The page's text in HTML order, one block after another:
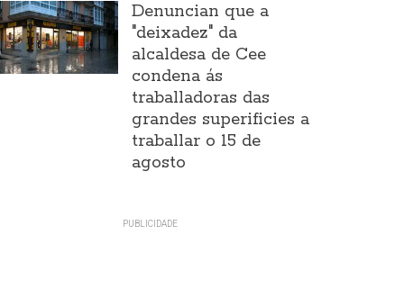
Denuncian que a
"deixadez" da
alcaldesa de Cee
condena ás
traballadoras das
grandes superificies a
traballar o 15 de
agosto